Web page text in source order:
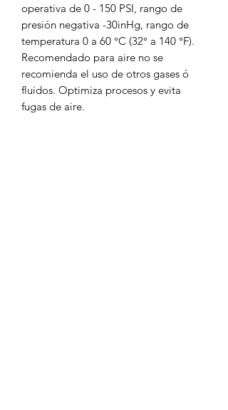
operativa de 0 - 150 PSI, rango de
presión negativa -30inHg, rango de
temperatura 0 a 60 °C (32° a 140 °F).
Recomendado para aire no se
recomienda el uso de otros gases ó
fluidos. Optimiza procesos y evita
fugas de aire.